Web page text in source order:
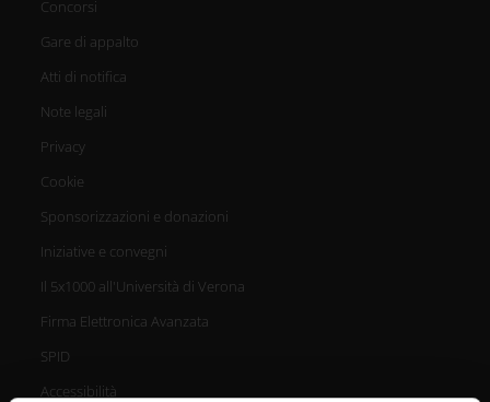
Concorsi
Gare di appalto
Atti di notifica
Note legali
Privacy
Cookie
Sponsorizzazioni e donazioni
Iniziative e convegni
Il 5x1000 all'Università di Verona
Firma Elettronica Avanzata
SPID
Accessibilità